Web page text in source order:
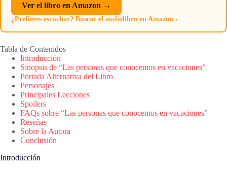
Ver el libro en Amazon →
¿Prefieres escuchar? Buscar el audiolibro en Amazon ›
Tabla de Contenidos
Introducción
Sinopsis de “Las personas que conocemos en vacaciones”
Portada Alternativa del Libro
Personajes
Principales Lecciones
Spoilers
FAQs sobre “Las personas que conocemos en vacaciones”
Reseñas
Sobre la Autora
Conclusión
Introducción